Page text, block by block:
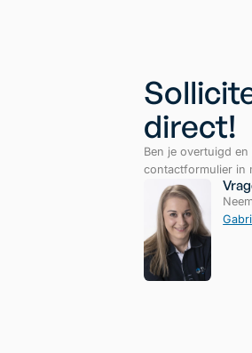
direct!
Ben je overtuigd
contactformulier in